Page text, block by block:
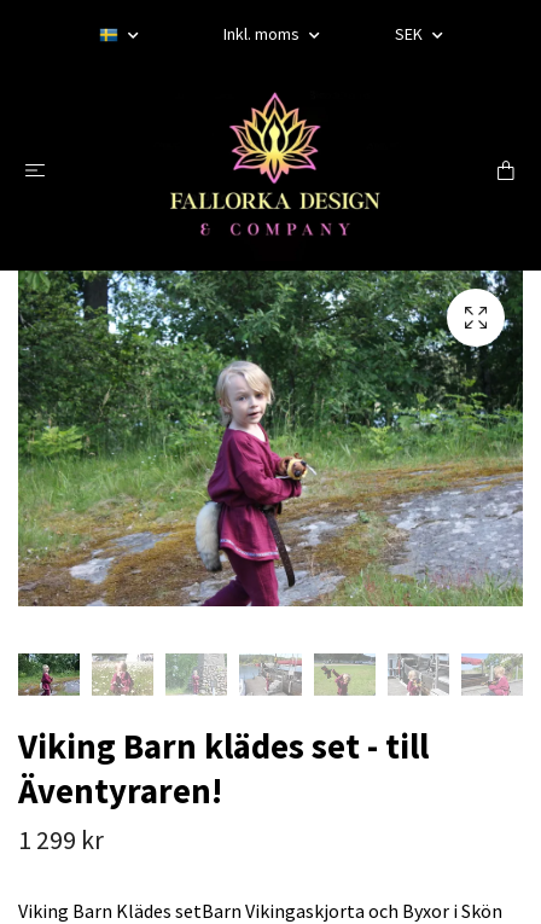
Inkl. moms SEK
Viking Barn klädes set - till
Äventyraren!
1 299 kr
Viking Barn Klädes setBarn Vikingaskjorta och Byxor i Skön